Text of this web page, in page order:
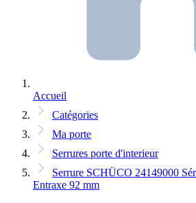
Accueil
Catégories
Ma porte
Serrures porte d'interieur
Serrure SCHÜCO 24149000
Entraxe 92 mm